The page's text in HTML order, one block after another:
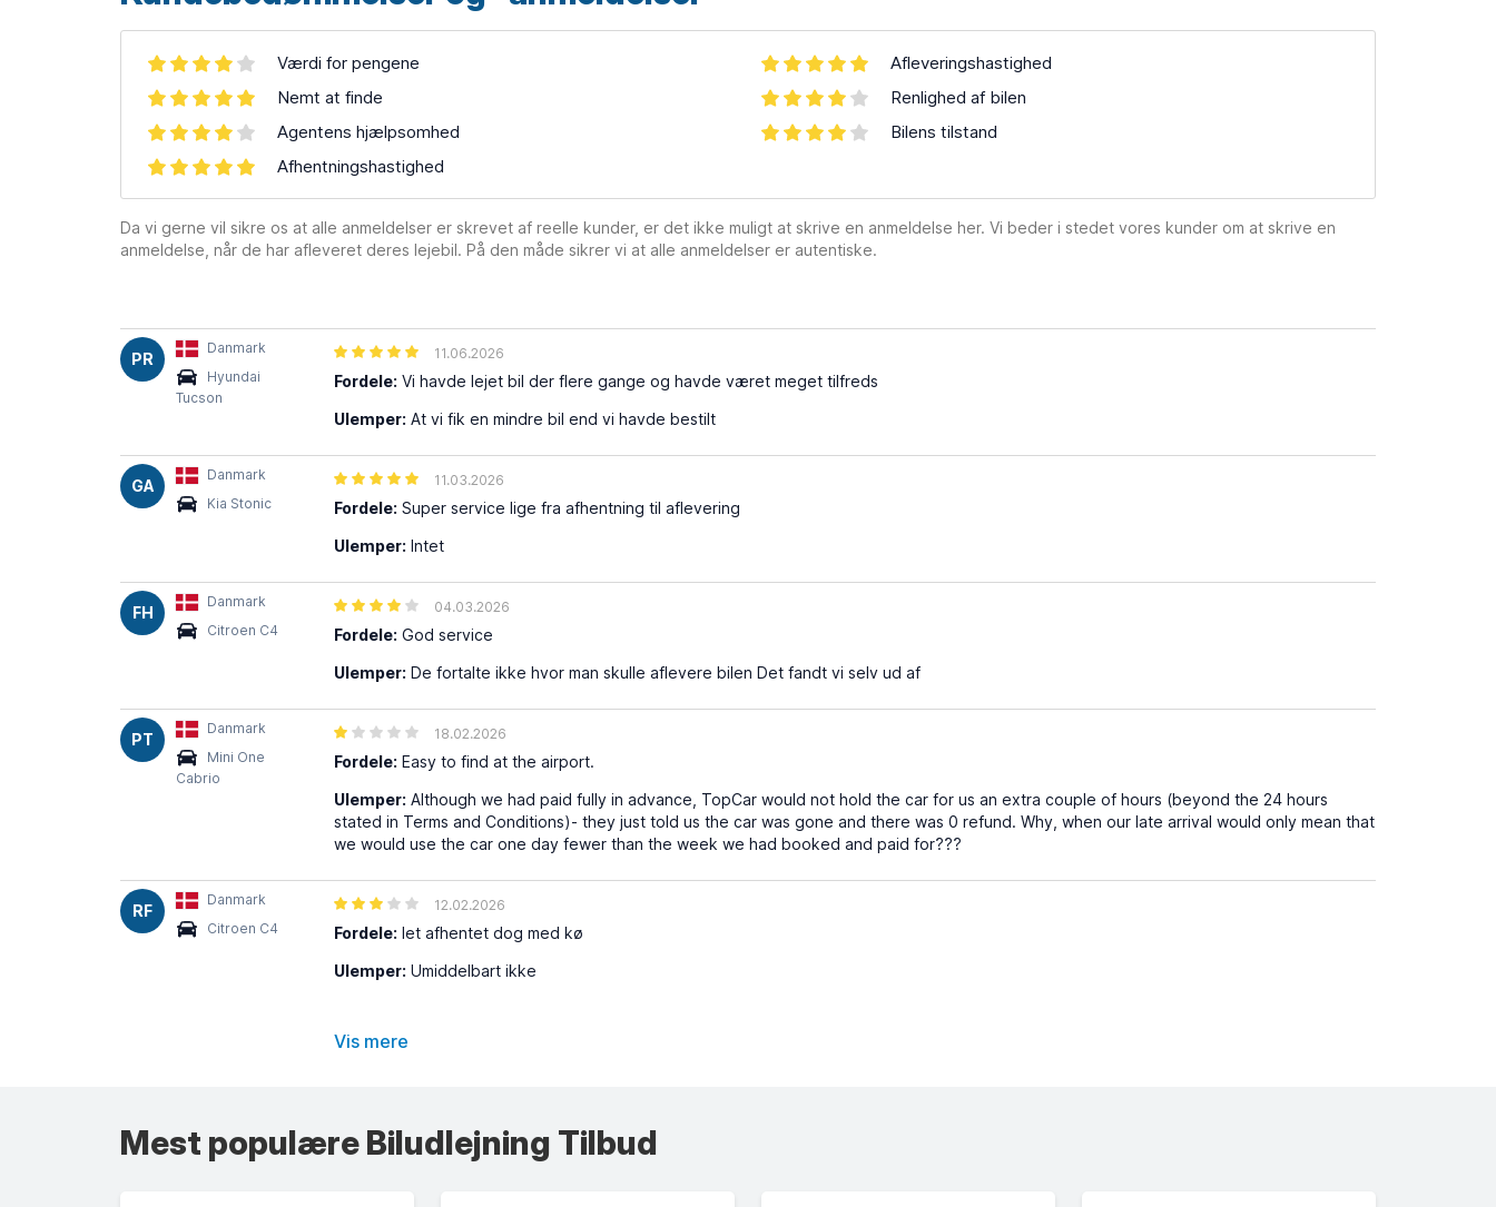
Værdi for pengene
Nemt at finde
Agentens hjælpsomhed
Afhentningshastighed
Afleveringshastighed
Renlighed af bilen
Bilens tilstand
Da vi gerne vil sikre os at alle anmeldelser er skrevet af reelle kunder, er det ikke muligt at skrive en anmeldelse her. Vi beder i stedet vores kunder om at skrive en
anmeldelse, når de har afleveret deres lejebil. På den måde sikrer vi at alle anmeldelser er autentiske.
PR
Danmark
Hyundai
Tucson
11.06.2026
Fordele: Vi havde lejet bil der flere gange og havde været meget tilfreds
Ulemper: At vi fik en mindre bil end vi havde bestilt
GA
Danmark
Kia Stonic
11.03.2026
Fordele: Super service lige fra afhentning til aflevering
Ulemper: Intet
FH
Danmark
Citroen C4
04.03.2026
Fordele: God service
Ulemper: De fortalte ikke hvor man skulle aflevere bilen Det fandt vi selv ud af
PT
Danmark
Mini One
Cabrio
18.02.2026
Fordele: Easy to find at the airport.
Ulemper: Although we had paid fully in advance, TopCar would not hold the car for us an extra couple of hours (beyond the 24 hours
stated in Terms and Conditions)- they just told us the car was gone and there was 0 refund. Why, when our late arrival would only mean that
we would use the car one day fewer than the week we had booked and paid for???
RF
Danmark
Citroen C4
12.02.2026
Fordele: let afhentet dog med kø
Ulemper: Umiddelbart ikke
Vis mere
Mest populære Biludlejning Tilbud